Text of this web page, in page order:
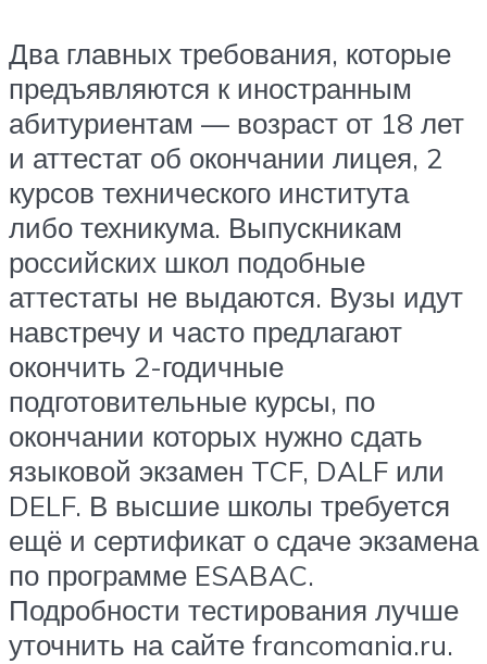
Два главных требования, которые
предъявляются к иностранным
абитуриентам — возраст от 18 лет
и аттестат об окончании лицея, 2
курсов технического института
либо техникума. Выпускникам
российских школ подобные
аттестаты не выдаются. Вузы идут
навстречу и часто предлагают
окончить 2-годичные
подготовительные курсы, по
окончании которых нужно сдать
языковой экзамен TCF, DALF или
DELF. В высшие школы требуется
ещё и сертификат о сдаче экзамена
по программе ESABAC.
Подробности тестирования лучше
уточнить на сайте francomania.ru.